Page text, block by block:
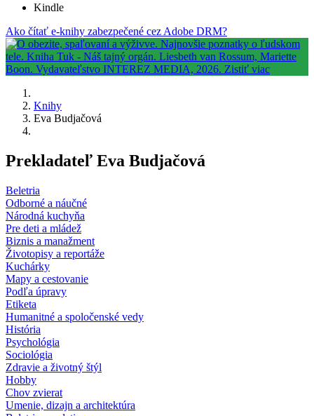
Kindle
Ako čítať e-knihy zabezpečené cez Adobe DRM?
Knihy
Eva Budjačová
Prekladateľ Eva Budjačová
Beletria
Odborné a náučné
Národná kuchyňa
Pre deti a mládež
Biznis a manažment
Životopisy a reportáže
Kuchárky
Mapy a cestovanie
Podľa úpravy
Etiketa
Humanitné a spoločenské vedy
História
Psychológia
Sociológia
Zdravie a životný štýl
Hobby
Chov zvierat
Umenie, dizajn a architektúra